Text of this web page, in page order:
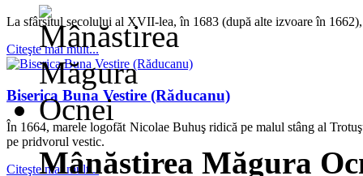
La sfârşitul secolului al XVII-lea, în 1683 (după alte izvoare în
Citeşte mai mult...
Biserica Buna Vestire (Răducanu)
În 1664, marele logofăt Nicolae Buhuş ridică pe malul stâng al
pe pridvorul vestic.
Citeşte mai mult...
Mânăstirea Măgura